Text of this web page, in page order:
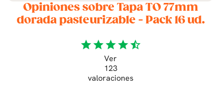
Opiniones sobre Tapa TO 77mm
dorada pasteurizable - Pack 16 ud.
starstarstarstarstar_half
Ver
123
valoraciones